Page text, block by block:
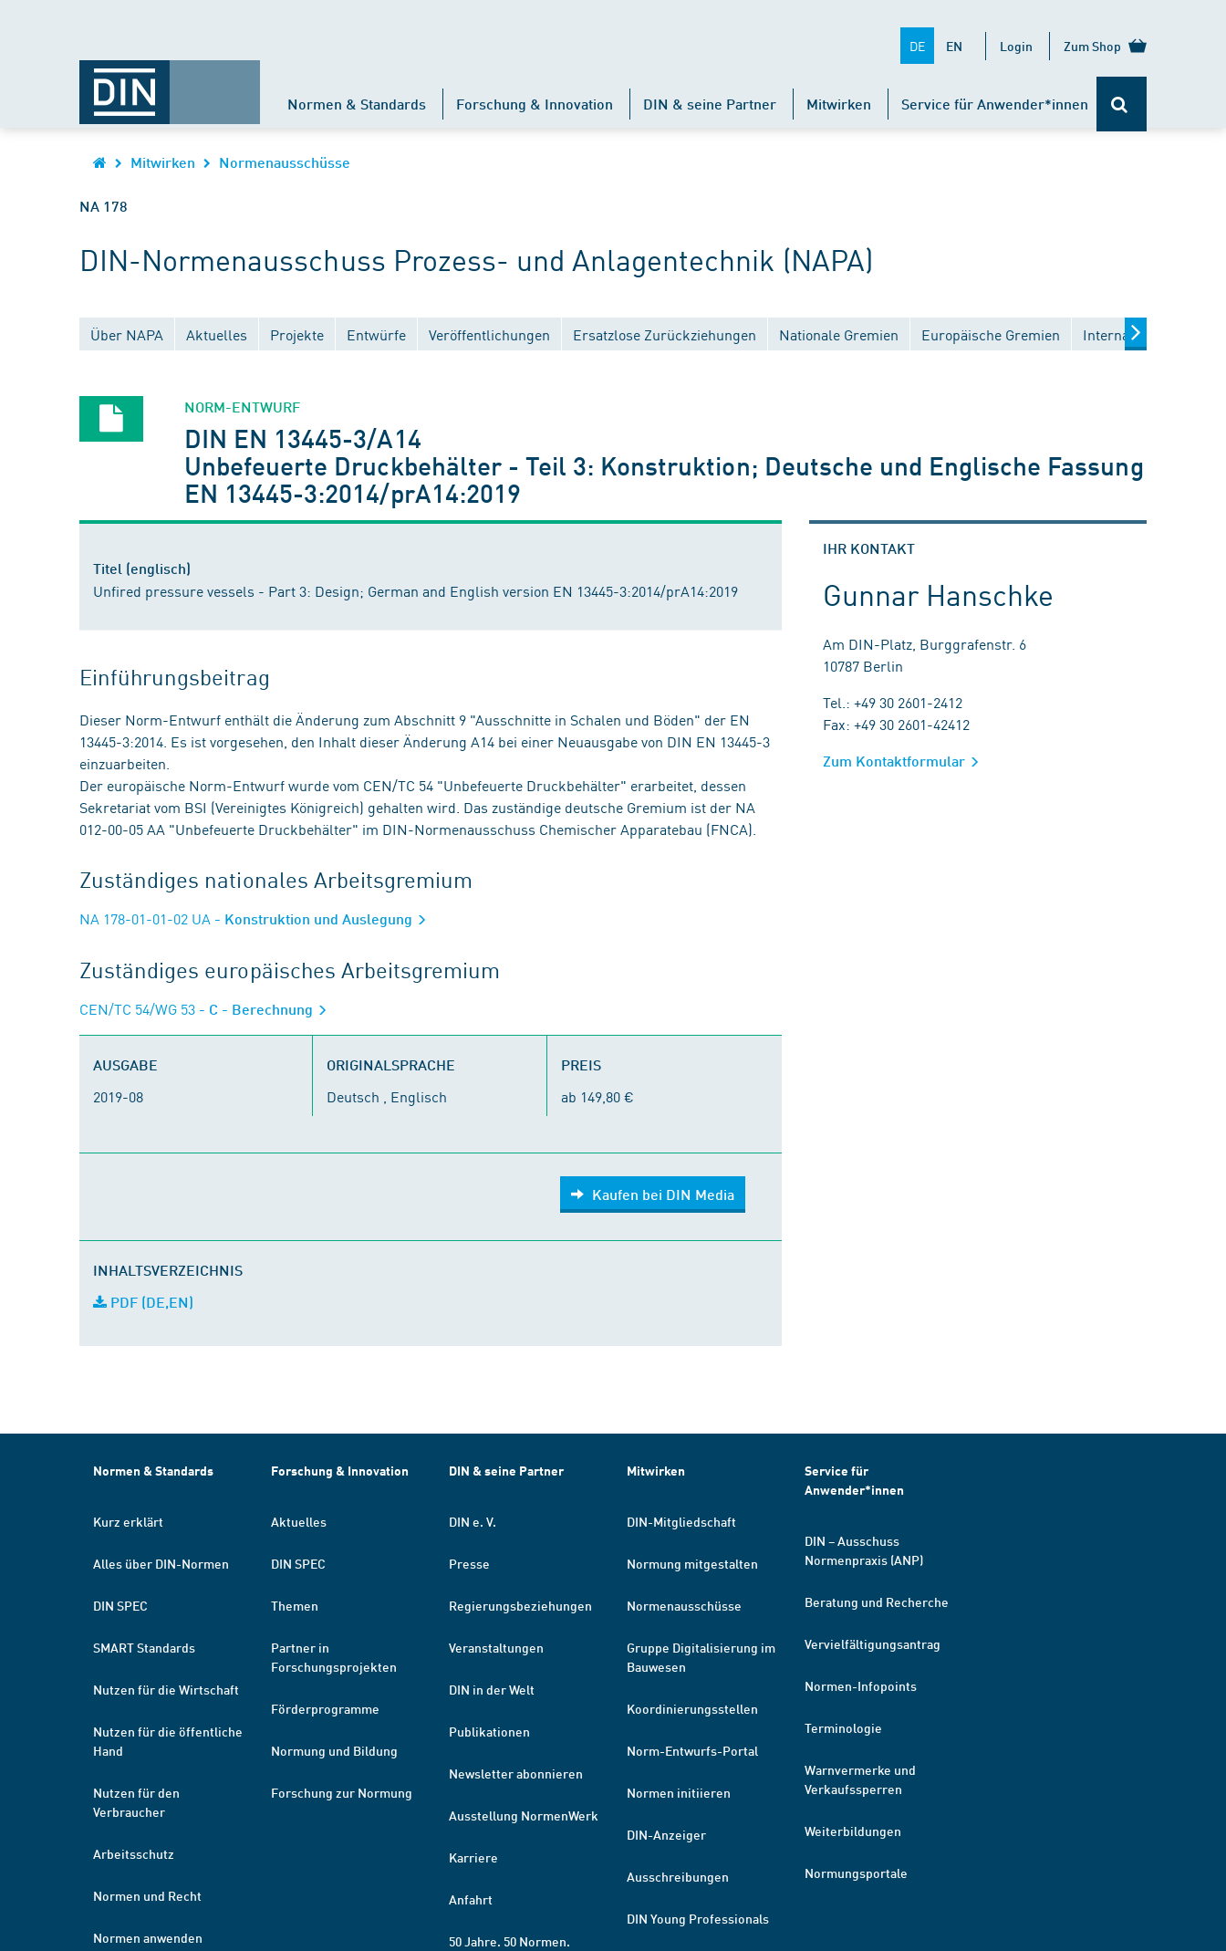
DE EN Login Zum Shop
Normen & Standards Forschung & Innovation DIN & seine Partner Mitwirken Service für Anwender*innen
Mitwirken Normenausschüsse
NA 178
DIN-Normenausschuss Prozess- und Anlagentechnik (NAPA)
Über NAPA Aktuelles Projekte Entwürfe Veröffentlichungen Ersatzlose Zurückziehungen Nationale Gremien Europäische Gremien Internationale
NORM-ENTWURF
DIN EN 13445-3/A14
Unbefeuerte Druckbehälter - Teil 3: Konstruktion; Deutsche und Englische Fassung
EN 13445-3:2014/prA14:2019
Titel (englisch)
Unfired pressure vessels - Part 3: Design; German and English version EN 13445-3:2014/prA14:2019
Einführungsbeitrag
Dieser Norm-Entwurf enthält die Änderung zum Abschnitt 9 "Ausschnitte in Schalen und Böden" der EN
13445-3:2014. Es ist vorgesehen, den Inhalt dieser Änderung A14 bei einer Neuausgabe von DIN EN 13445-3
einzuarbeiten.
Der europäische Norm-Entwurf wurde vom CEN/TC 54 "Unbefeuerte Druckbehälter" erarbeitet, dessen
Sekretariat vom BSI (Vereinigtes Königreich) gehalten wird. Das zuständige deutsche Gremium ist der NA
012-00-05 AA "Unbefeuerte Druckbehälter" im DIN-Normenausschuss Chemischer Apparatebau (FNCA).
Zuständiges nationales Arbeitsgremium
NA 178-01-01-02 UA - Konstruktion und Auslegung
Zuständiges europäisches Arbeitsgremium
CEN/TC 54/WG 53 - C - Berechnung
AUSGABE
2019-08
ORIGINALSPRACHE
Deutsch , Englisch
PREIS
ab 149,80 €
Kaufen bei DIN Media
INHALTSVERZEICHNIS
PDF (DE,EN)
IHR KONTAKT
Gunnar Hanschke
Am DIN-Platz, Burggrafenstr. 6
10787 Berlin
Tel.: +49 30 2601-2412
Fax: +49 30 2601-42412
Zum Kontaktformular
Normen & Standards
Kurz erklärt
Alles über DIN-Normen
DIN SPEC
SMART Standards
Nutzen für die Wirtschaft
Nutzen für die öffentliche
Hand
Nutzen für den
Verbraucher
Arbeitsschutz
Normen und Recht
Normen anwenden
Forschung & Innovation
Aktuelles
DIN SPEC
Themen
Partner in
Forschungsprojekten
Förderprogramme
Normung und Bildung
Forschung zur Normung
DIN & seine Partner
DIN e. V.
Presse
Regierungsbeziehungen
Veranstaltungen
DIN in der Welt
Publikationen
Newsletter abonnieren
Ausstellung NormenWerk
Karriere
Anfahrt
50 Jahre. 50 Normen.
Mitwirken
DIN-Mitgliedschaft
Normung mitgestalten
Normenausschüsse
Gruppe Digitalisierung im
Bauwesen
Koordinierungsstellen
Norm-Entwurfs-Portal
Normen initiieren
DIN-Anzeiger
Ausschreibungen
DIN Young Professionals
Service für
Anwender*innen
DIN – Ausschuss
Normenpraxis (ANP)
Beratung und Recherche
Vervielfältigungsantrag
Normen-Infopoints
Terminologie
Warnvermerke und
Verkaufssperren
Weiterbildungen
Normungsportale